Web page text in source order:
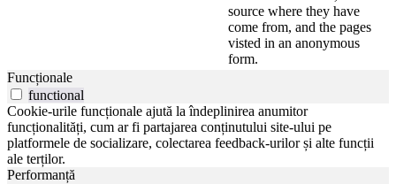
source where they have
come from, and the pages
visted in an anonymous
form.
Funcționale
functional
Cookie-urile funcționale ajută la îndeplinirea anumitor
funcționalități, cum ar fi partajarea conținutului site-ului pe
platformele de socializare, colectarea feedback-urilor și alte funcții
ale terților.
Performanță